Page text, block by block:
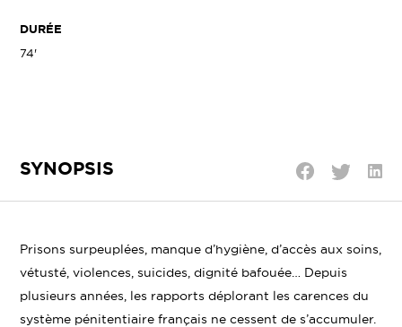
DURÉE
74'
SYNOPSIS
Prisons surpeuplées, manque d’hygiène, d’accès aux soins,
vétusté, violences, suicides, dignité bafouée… Depuis
plusieurs années, les rapports déplorant les carences du
système pénitentiaire français ne cessent de s’accumuler.